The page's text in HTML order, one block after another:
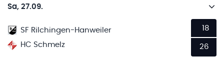
Sa, 27.09.
SF Rilchingen-Hanweiler
HC Schmelz
18
26